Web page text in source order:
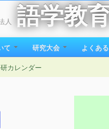
人 語学教
て 研究大会 よくあ
カレンダー